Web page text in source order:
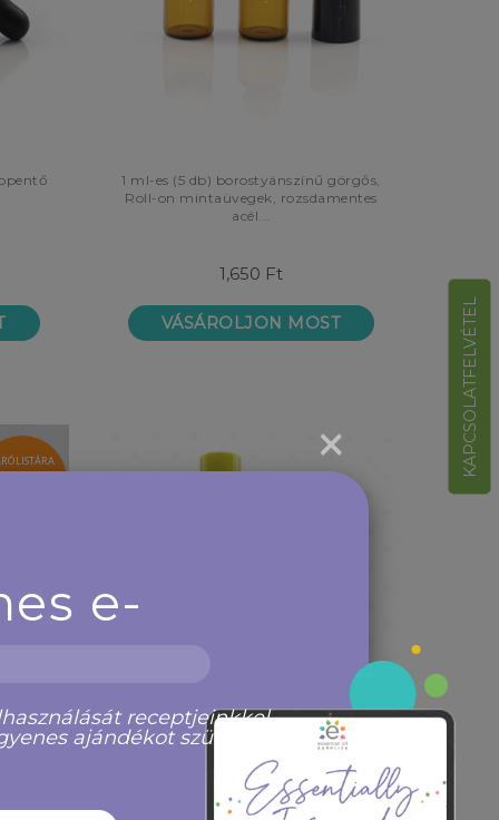
×
e-
receptjeinkkel,
ajándékot születésnapi
1 ml-es (5 db) borostyánszínű görgős,
Roll-on mintaüvegek, rozsdamentes
acél...
1,650 Ft
VÁSÁROLJON MOST
10 ml-es (3 db) dōTERRA® "Tavaszi"
Roll-on, görgős üveghengerek, színes
KAPCSOLATFELVÉTEL